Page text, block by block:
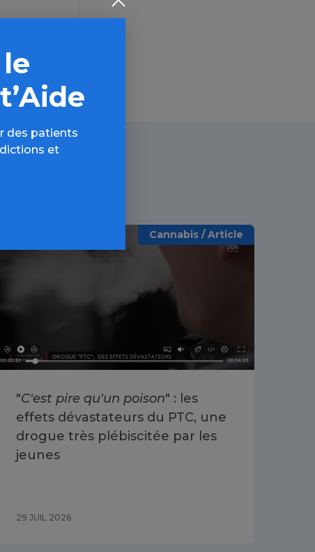
Cannabis / Article
"C'est pire qu'un poison" : les
effets dévastateurs du PTC, une
drogue très plébiscitée par les
jeunes
29 JUIL 2026
des patients
et